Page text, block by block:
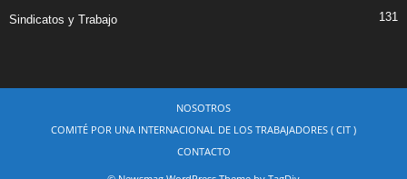
Sindicatos y Trabajo 131
NOSOTROS
COMITÉ POR UNA INTERNACIONAL DE LOS TRABAJADORES ( CIT )
CONTACTO